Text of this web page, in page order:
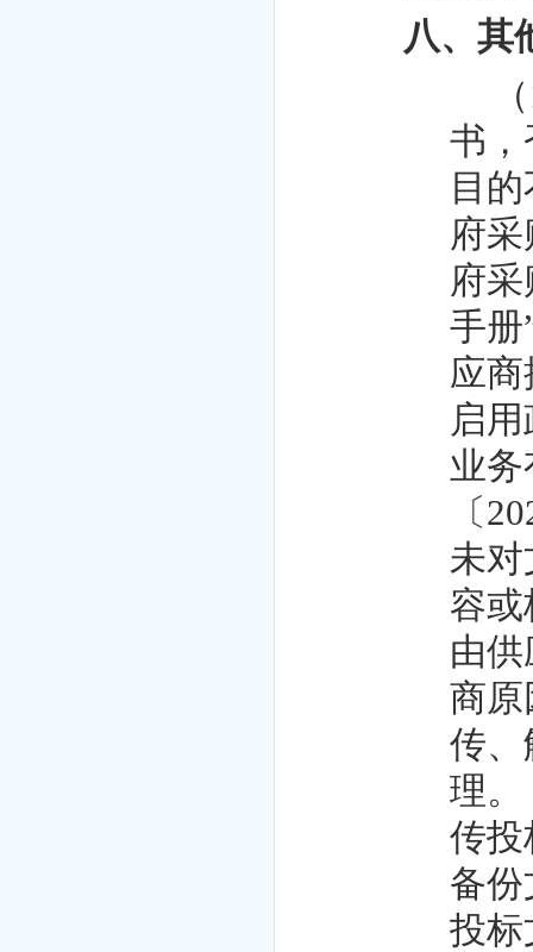
八、其
（
书，
目
府
府
手册
应
启
业
〔
未对
容
由
商原
传、
理。
传投
备
投标